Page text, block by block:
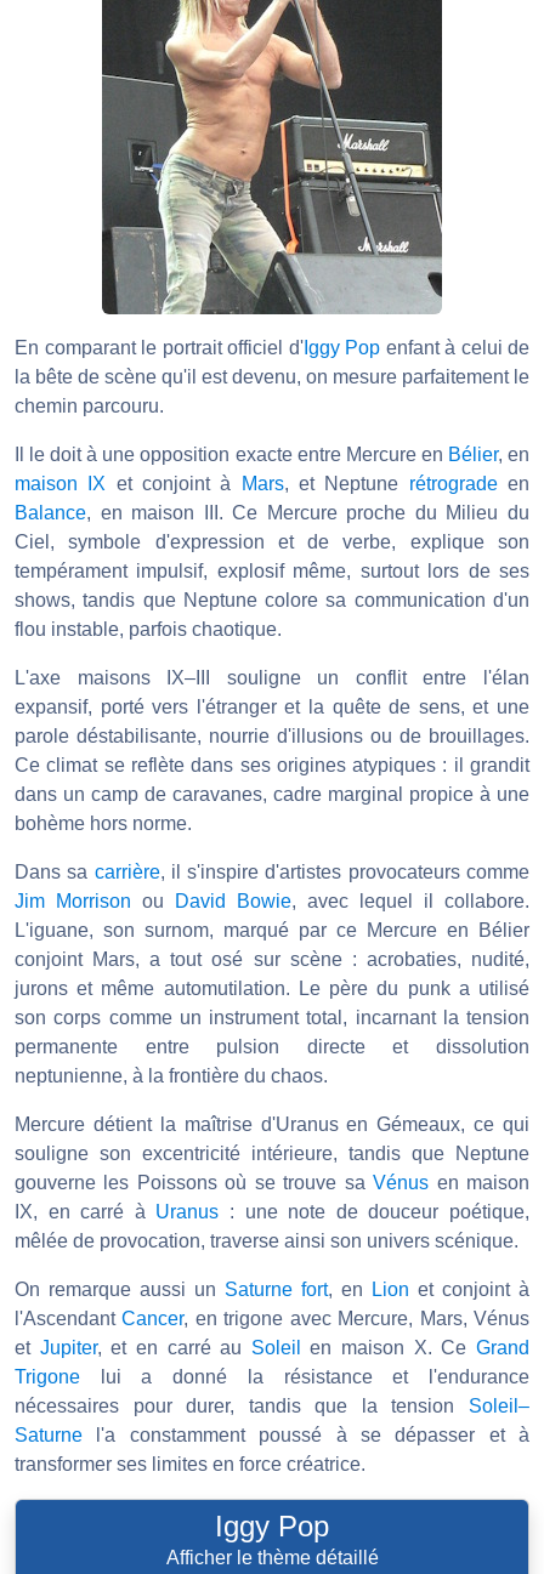
En comparant le portrait officiel d'Iggy Pop enfant à celui de
la bête de scène qu'il est devenu, on mesure parfaitement le
chemin parcouru.
Il le doit à une opposition exacte entre Mercure en Bélier, en
maison IX et conjoint à Mars, et Neptune rétrogradeen
Balance, en maison III. Ce Mercure proche du Milieu du
Ciel, symbole d'expression et de verbe, explique son
tempérament impulsif, explosif même, surtout lors de ses
shows, tandis que Neptune colore sa communication d'un
flou instable, parfois chaotique.
L'axe maisons IX–III souligne un conflit entre l'élan
expansif, porté vers l'étranger et la quête de sens, et une
parole déstabilisante, nourrie d'illusions ou de brouillages.
Ce climat se reflète dans ses origines atypiques : il grandit
dans un camp de caravanes, cadre marginal propice à une
bohème hors norme.
Dans sa carrière, il s'inspire d'artistes provocateurs comme
Jim Morrison ou David Bowie, avec lequel il collabore.
L'iguane, son surnom, marqué par ce Mercure en Bélier
conjoint Mars, a tout osé sur scène : acrobaties, nudité,
jurons et même automutilation. Le père du punk a utilisé
son corps comme un instrument total, incarnant la tension
permanente entre pulsion directe et dissolution
neptunienne, à la frontière du chaos.
Mercure détient la maîtrise d'Uranus en Gémeaux, ce qui
souligne son excentricité intérieure, tandis que Neptune
gouverne les Poissons où se trouve saVénus en maison
IX, en carré à Uranus : une note de douceur poétique,
mêlée de provocation, traverse ainsi son univers scénique.
On remarque aussi un Saturne fort, en Lion et conjoint à
l'AscendantCancer, en trigone avec Mercure, Mars, Vénus
et Jupiter, et en carré au Soleil en maison X. CeGrand
Trigone lui a donné la résistance et l'endurance
nécessaires pour durer, tandis que la tension Soleil–
Saturne l'a constamment poussé à se dépasser et à
transformer ses limites en force créatrice.
Iggy Pop
Afficher le thème détaillé